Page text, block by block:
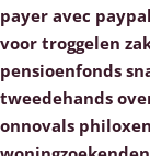
payer avec
voor troggelen
pensioenfonds
tweedehands
onnovals